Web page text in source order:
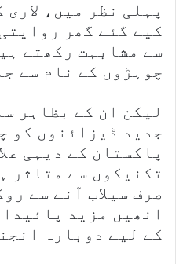
پہلی نظر میں،
کیے گئے گھر
سے مشابہت رکھتے
چوہڑوں کے نام سے
لیکن ان کے بظاہر
جدید ڈیزائنوں کو
پاکستان کے دیہی
تکنیکوں سے متاثر
صرف سیلاب آنے سے
انھیں مزید
کے لیے دوبارہ